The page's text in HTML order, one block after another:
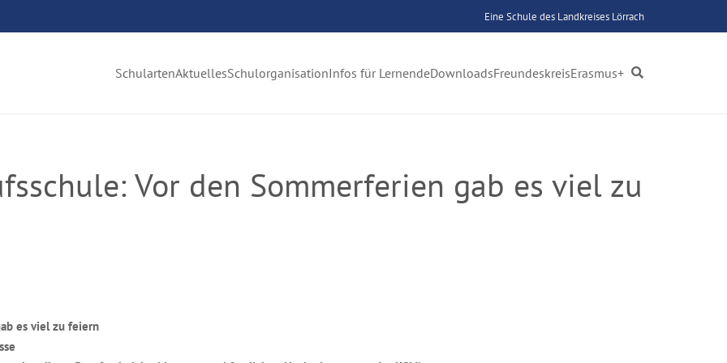
Eine Schule des Landkreises Lörrach
SchulartenAktuellesSchulorganisationInfos für LernendeDownloadsFreundeskreisErasmus+
Vor den Sommerferien gab es viel zu
es viel zu feiern